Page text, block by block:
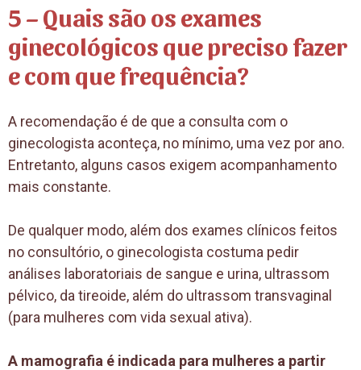
5 – Quais são os exames
ginecológicos que preciso fazer
e com que frequência?
A recomendação é de que a consulta com o
ginecologista aconteça, no mínimo, uma vez por ano.
Entretanto, alguns casos exigem acompanhamento
mais constante.
De qualquer modo, além dos exames clínicos feitos
no consultório, o ginecologista costuma pedir
análises laboratoriais de sangue e urina, ultrassom
pélvico, da tireoide, além do ultrassom transvaginal
(para mulheres com vida sexual ativa).
A mamografia é indicada para mulheres a partir